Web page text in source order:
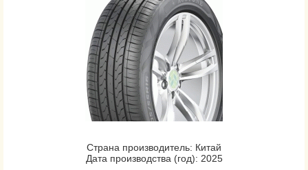
Страна производитель: Китай
Дата производства (год): 2025